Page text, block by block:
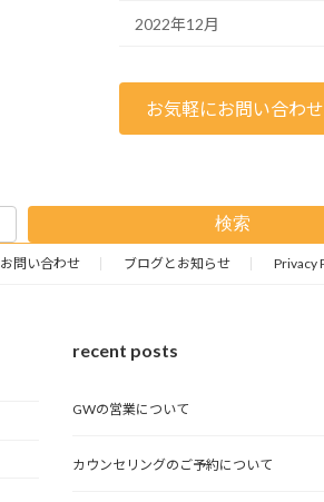
2022年12月
お気軽にお問い合わ
検索
お問い合わせ ブログとお知らせ Privacy
recent posts
GWの営業について
カウンセリングのご予約について